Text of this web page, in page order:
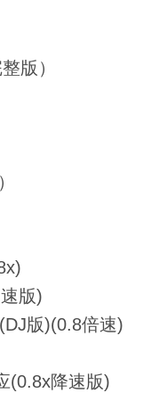
版）
版)
版)(0.8倍速)
(0.8x降速版)